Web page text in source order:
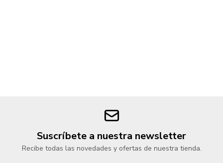
Suscríbete a nuestra newsletter
Recibe todas las novedades y ofertas de nuestra tienda.